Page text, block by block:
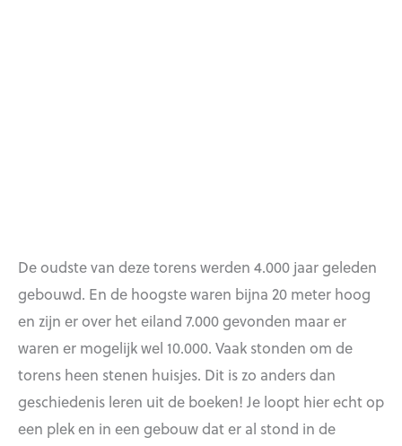
De oudste van deze torens werden 4.000 jaar geleden
gebouwd. En de hoogste waren bijna 20 meter hoog
en zijn er over het eiland 7.000 gevonden maar er
waren er mogelijk wel 10.000. Vaak stonden om de
torens heen stenen huisjes. Dit is zo anders dan
geschiedenis leren uit de boeken! Je loopt hier echt op
een plek en in een gebouw dat er al stond in de